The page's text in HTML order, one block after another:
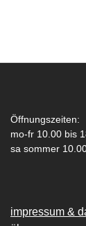
Öffnungszeiten:
mo-fr 10.00 bis
sa sommer
impressum &